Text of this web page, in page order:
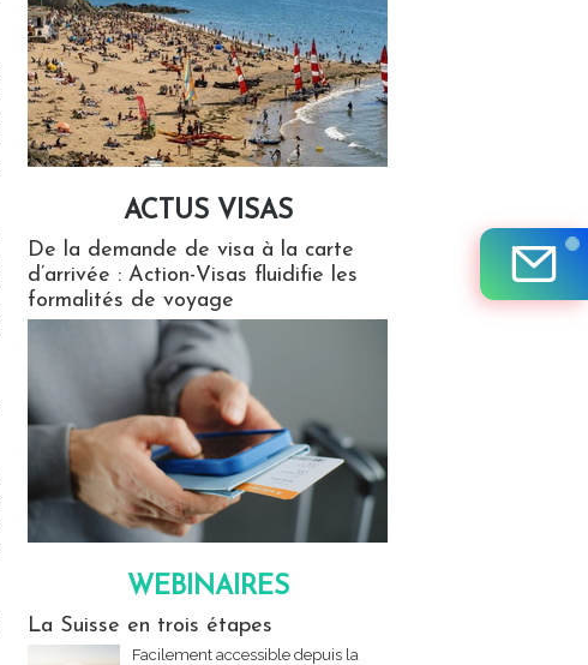
ACTUS VISAS
De la demande de visa à la carte
d’arrivée : Action-Visas fluidifie les
formalités de voyage
WEBINAIRES
La Suisse en trois étapes
Facilement accessible depuis la